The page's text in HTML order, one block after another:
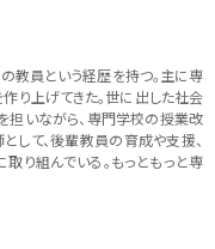
教員という経歴を持つ。主に専
り上げてきた。世に出した社会
担いながら、専門学校の授業改
して、後輩教員の育成や支援、
り組んでいる。もっともっと専